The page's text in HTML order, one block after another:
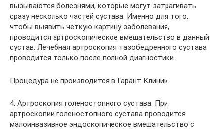
вызываются болезнями, которые могут затрагивать
сразу несколько частей сустава. Именно для того,
чтобы выявить четкую картину заболевания,
проводится артроскопическое вмешательство в данный
сустав. Лечебная артроскопия тазобедренного сустава
проводится только после полной диагностики.
Процедура не производится в Гарант Клиник.
4. Артроскопия голеностопного сустава. При
артроскопии голеностопного сустава проводится
малоинвазивное эндоскопическое вмешательство с